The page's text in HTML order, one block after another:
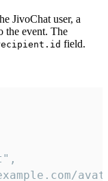
JivoChat user, a
the event. The
field.